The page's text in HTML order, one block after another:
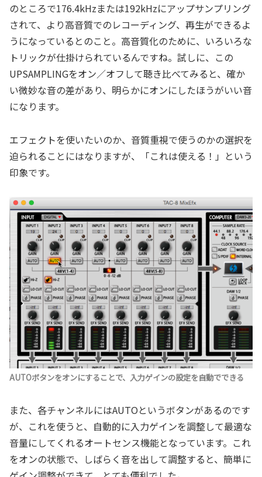
のところで176.4kHzまたは192kHzにアップサンプリング
されて、より高音質でのレコーディング、再生ができるよ
うになっているとのこと。高音質化のために、いろいろな
トリックが仕掛けられているんですね。試しに、この
UPSAMPLINGをオン／オフして聴き比べてみると、確か
い微妙な音の差があり、明らかにオンにしたほうがいい音
になります。
エフェクトを使いたいのか、音質重視で使うのかの選択を
迫られることにはなりますが、「これは使える！」という
印象です。
AUTOボタンをオンにすることで、入力ゲインの設定を自動でできる
また、各チャンネルにはAUTOというボタンがあるのです
が、これを使うと、自動的に入力ゲインを調整して最適な
音量にしてくれるオートセンス機能となっています。これ
をオンの状態で、しばらく音を出して調整すると、簡単に